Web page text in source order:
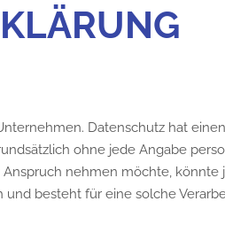
Datenschutz hat
ohne jede Angabe
nehmen möchte,
besteht für eine solche